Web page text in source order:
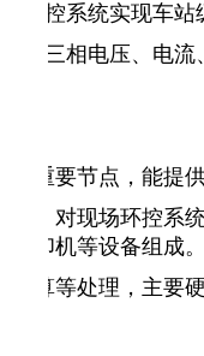
监控系统实现车站
三相电压、电
重要节点，能
，对现场环控
打印机等设备组成
算等处理，主